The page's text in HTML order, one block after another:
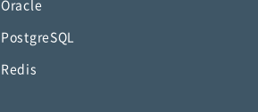
Oracle
PostgreSQL
Redis